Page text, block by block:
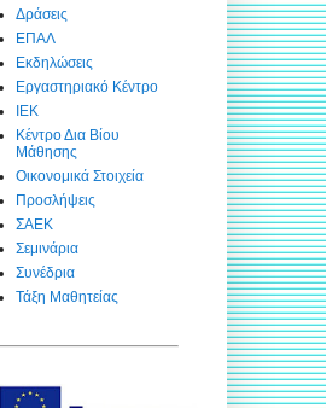
Δράσεις
ΕΠΑΛ
Εκδηλώσεις
Εργαστηριακό Κέντρο
ΙΕΚ
Κέντρο Δια Βίου
Μάθησης
Οικονομικά Στοιχεία
Προσλήψεις
ΣΑΕΚ
Σεμινάρια
Συνέδρια
Τάξη Μαθητείας